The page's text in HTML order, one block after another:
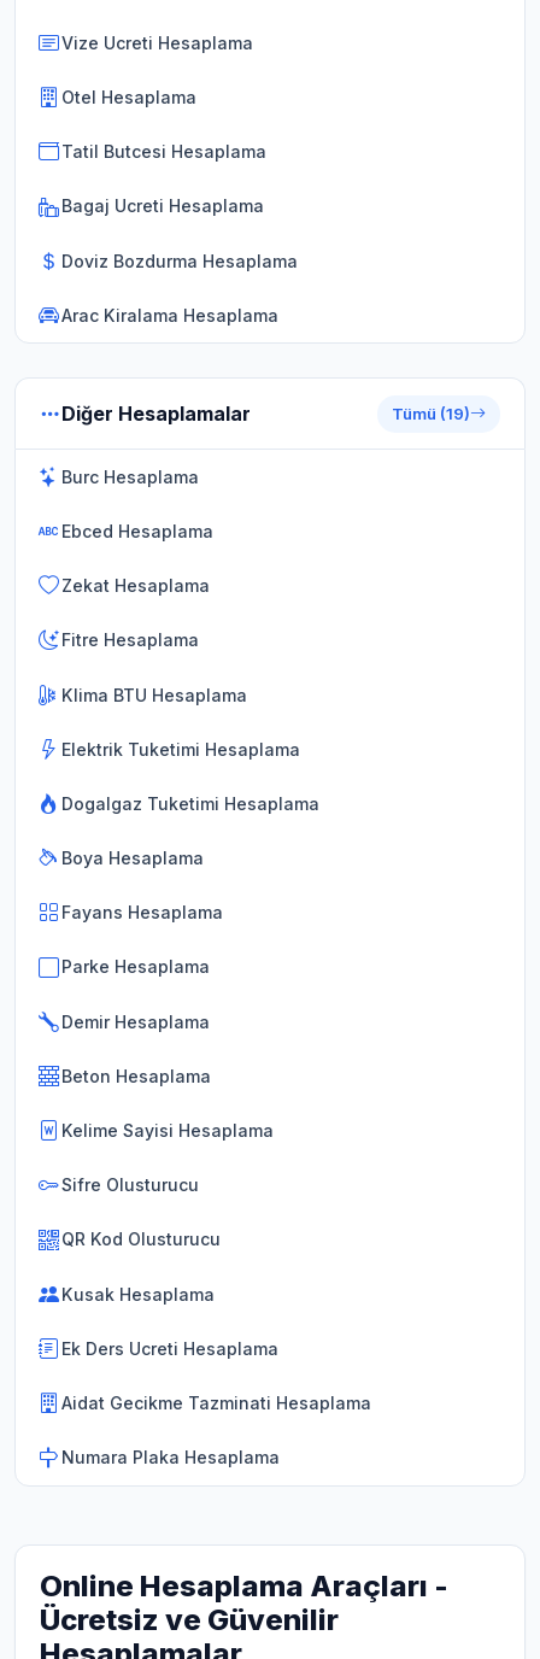
Vize Ucreti Hesaplama
Otel Hesaplama
Tatil Butcesi Hesaplama
Bagaj Ucreti Hesaplama
Doviz Bozdurma Hesaplama
Arac Kiralama Hesaplama
Diğer Hesaplamalar Tümü (19)
Burc Hesaplama
Ebced Hesaplama
Zekat Hesaplama
Fitre Hesaplama
Klima BTU Hesaplama
Elektrik Tuketimi Hesaplama
Dogalgaz Tuketimi Hesaplama
Boya Hesaplama
Fayans Hesaplama
Parke Hesaplama
Demir Hesaplama
Beton Hesaplama
Kelime Sayisi Hesaplama
Sifre Olusturucu
QR Kod Olusturucu
Kusak Hesaplama
Ek Ders Ucreti Hesaplama
Aidat Gecikme Tazminati Hesaplama
Numara Plaka Hesaplama
Online Hesaplama Araçları -
Ücretsiz ve Güvenilir